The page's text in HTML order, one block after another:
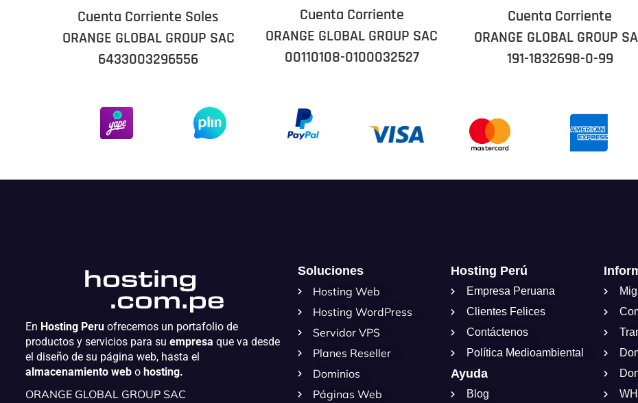
Cuenta Corriente Soles
ORANGE GLOBAL GROUP SAC
6433003296556
Cuenta Corriente
ORANGE GLOBAL GROUP SAC
00110108-0100032527
Cuenta Corriente
ORANGE GLOBAL GROUP
191-1832698-0-99
En Hosting Peruofrecemos un portafolio de
productos y servicios para su empresa que va desde
el diseño de su página web, hasta el
almacenamiento webo hosting.
ORANGE GLOBAL GROUP SAC
Soluciones
Hosting Web
Hosting WordPress
Servidor VPS
Planes Reseller
Dominios
Páginas Web
Hosting Perú
Empresa Peruana
Clientes Felices
Contáctenos
Política Medioambiental
Ayuda
Blog